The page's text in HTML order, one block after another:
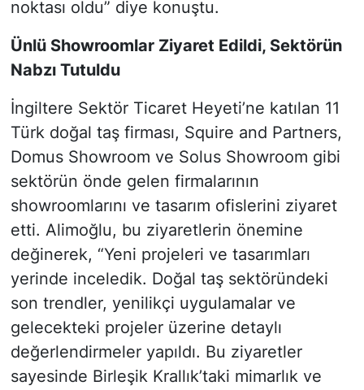
noktası oldu” diye konuştu.
Ünlü Showroomlar Ziyaret Edildi, Sektörün
Nabzı Tutuldu
İngiltere Sektör Ticaret Heyeti’ne katılan 11
Türk doğal taş firması, Squire and Partners,
Domus Showroom ve Solus Showroom gibi
sektörün önde gelen firmalarının
showroomlarını ve tasarım ofislerini ziyaret
etti. Alimoğlu, bu ziyaretlerin önemine
değinerek, “Yeni projeleri ve tasarımları
yerinde inceledik. Doğal taş sektöründeki
son trendler, yenilikçi uygulamalar ve
gelecekteki projeler üzerine detaylı
değerlendirmeler yapıldı. Bu ziyaretler
sayesinde Birleşik Krallık’taki mimarlık ve